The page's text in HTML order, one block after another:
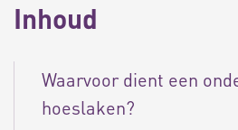
Inhoud
Waarvoor dient een
hoeslaken?